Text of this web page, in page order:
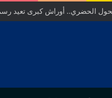
من التدبير المحلي إلى رهانات